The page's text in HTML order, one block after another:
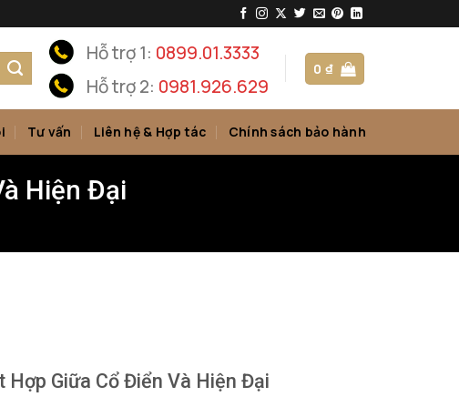
Hỗ trợ 1: 0899.01.3333
Hỗ trợ 2: 0981.926.629
0₫
Tư vấn Liên hệ & Hợp tác Chính sách bảo hành
Hiện Đại
Giữa Cổ Điển Và Hiện Đại